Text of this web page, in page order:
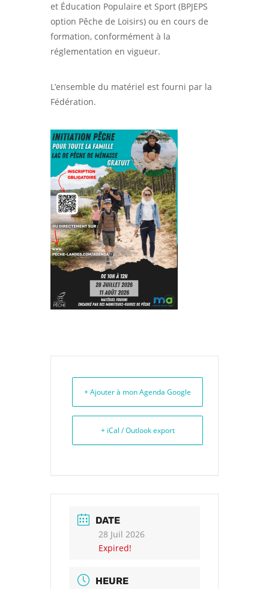
et Éducation Populaire et Sport (BPJEPS
option Pêche de Loisirs) ou en cours de
formation, conformément à la
réglementation en vigueur.
L’ensemble du matériel est fourni par la
Fédération.
+ Ajouter à mon Agenda Google
+ iCal / Outlook export
DATE
28 Juil 2026
Expired!
HEURE